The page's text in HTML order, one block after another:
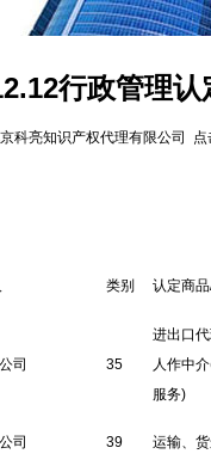
行政管理
科亮知识产权代理有限公司
类别 认定商
司 35
进出口
人作中
服务)
司 39 运输、